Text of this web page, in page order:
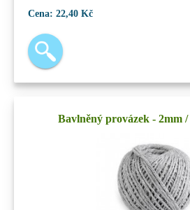
Cena: 22,40 Kč
Bavlněný provázek - 2mm /